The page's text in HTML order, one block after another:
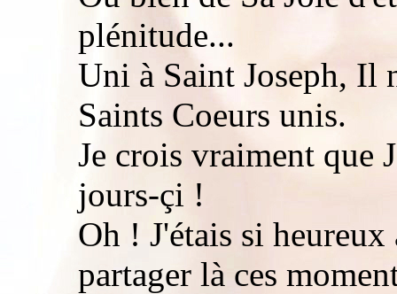
plénitude...
Uni à Saint Joseph, Il
Saints Coeurs unis.
Je crois vraiment que
jours-çi !
Oh ! J'étais si heureux
partager là ces